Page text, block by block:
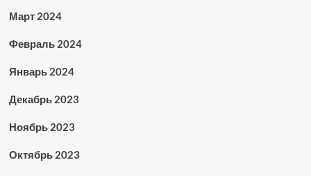
Март 2024
Февраль 2024
Январь 2024
Декабрь 2023
Ноябрь 2023
Октябрь 2023